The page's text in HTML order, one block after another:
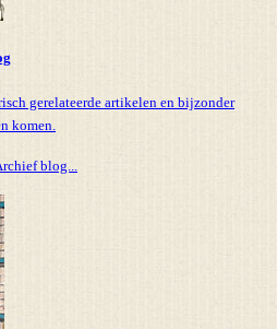
gerelateerde artikelen en bijzonder
komen.
blog...